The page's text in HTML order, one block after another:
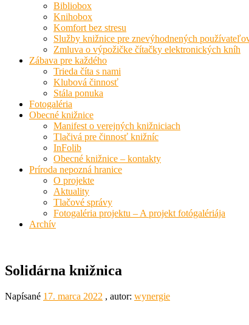
Bibliobox
Knihobox
Komfort bez stresu
Služby knižnice pre znevýhodnených
Zmluva o výpožičke čítačky elektronických kníh
Zábava pre každého
Trieda číta s nami
Klubová činnosť
Stála ponuka
Fotogaléria
Obecné knižnice
Manifest o verejných knižniciach
Tlačivá pre činnosť knižníc
InFolib
Obecné knižnice – kontakty
Príroda nepozná hranice
O projekte
Aktuality
Tlačové správy
Fotogaléria projektu – A projekt fotógalériája
Archív
Solidárna knižnica
Napísané 17. marca 2022 , autor: wynergie